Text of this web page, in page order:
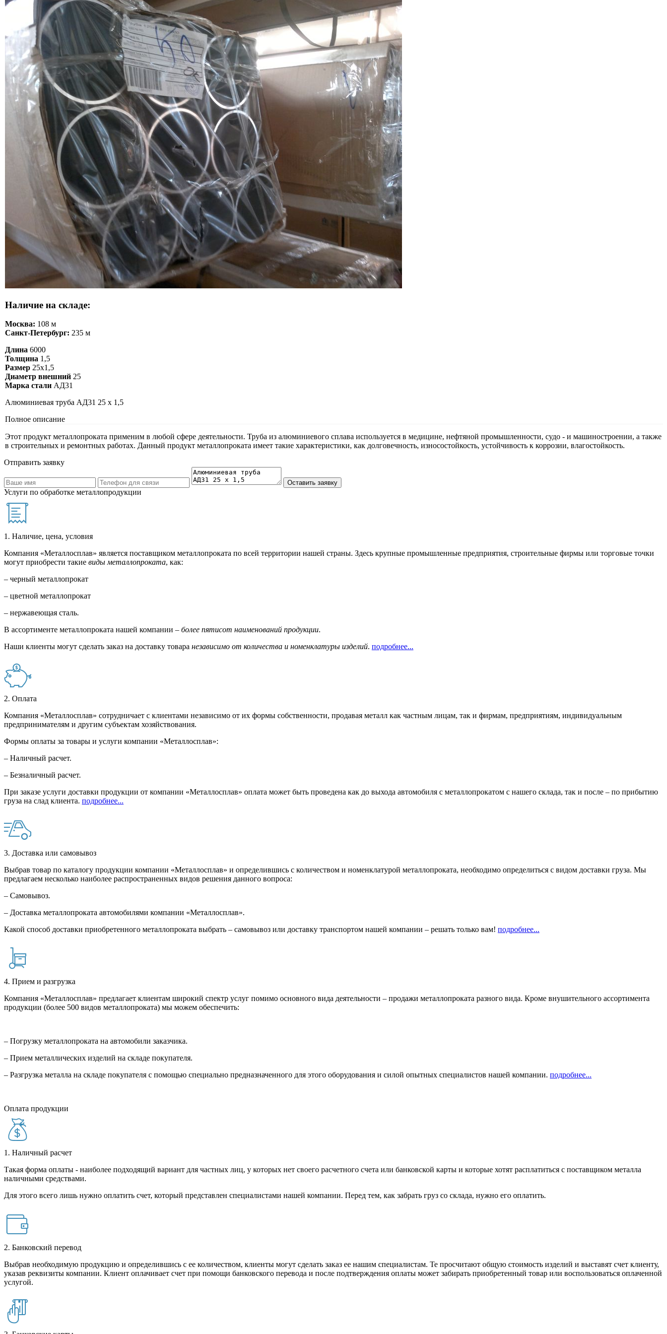
Наличие на складе:
Москва: 108 м
Санкт-Петербург: 235 м
Длина 6000
Толщина 1,5
Размер 25х1,5
Диаметр внешний 25
Марка стали АД31
Алюминиевая труба АД31 25 х 1,5
Полное описание
Этот продукт металлопроката применим в любой сфере деятельности. Труба из алюминиевого сплава используется в медицине, нефтяной промышленности, судо - и машиностроении, а также
в строительных и ремонтных работах. Данный продукт металлопроката имеет такие характеристики, как долговечность, износостойкость, устойчивость к коррозии, влагостойкость.
Отправить заявку
Услуги по обработке металлопродукции
1. Наличие, цена, условия
Компания «Металлосплав» является поставщиком металлопроката по всей территории нашей страны. Здесь крупные промышленные предприятия, строительные фирмы или торговые точки
могут приобрести такие виды металлопроката, как:
– черный металлопрокат
– цветной металлопрокат
– нержавеющая сталь.
В ассортименте металлопроката нашей компании – более пятисот наименований продукции.
Наши клиенты могут сделать заказ на доставку товара независимо от количества и номенклатуры изделий. подробнее...
2. Оплата
Компания «Металлосплав» сотрудничает с клиентами независимо от их формы собственности, продавая металл как частным лицам, так и фирмам, предприятиям, индивидуальным
предпринимателям и другим субъектам хозяйствования.
Формы оплаты за товары и услуги компании «Металлосплав»:
– Наличный расчет.
– Безналичный расчет.
При заказе услуги доставки продукции от компании «Металлосплав» оплата может быть проведена как до выхода автомобиля с металлопрокатом с нашего склада, так и после – по прибытию
груза на слад клиента. подробнее...
3. Доставка или самовывоз
Выбрав товар по каталогу продукции компании «Металлосплав» и определившись с количеством и номенклатурой металлопроката, необходимо определиться с видом доставки груза. Мы
предлагаем несколько наиболее распространенных видов решения данного вопроса:
– Самовывоз.
– Доставка металлопроката автомобилями компании «Металлосплав».
Какой способ доставки приобретенного металлопроката выбрать – самовывоз или доставку транспортом нашей компании – решать только вам! подробнее...
4. Прием и разгрузка
Компания «Металлосплав» предлагает клиентам широкий спектр услуг помимо основного вида деятельности – продажи металлопроката разного вида. Кроме внушительного ассортимента
продукции (более 500 видов металлопроката) мы можем обеспечить:
– Погрузку металлопроката на автомобили заказчика.
– Прием металлических изделий на складе покупателя.
– Разгрузка металла на складе покупателя с помощью специально предназначенного для этого оборудования и силой опытных специалистов нашей компании. подробнее...
Оплата продукции
1. Наличный расчет
Такая форма оплаты - наиболее подходящий вариант для частных лиц, у которых нет своего расчетного счета или банковской карты и которые хотят расплатиться с поставщиком металла
наличными средствами.
Для этого всего лишь нужно оплатить счет, который представлен специалистами нашей компании. Перед тем, как забрать груз со склада, нужно его оплатить.
2. Банковский перевод
Выбрав необходимую продукцию и определившись с ее количеством, клиенты могут сделать заказ ее нашим специалистам. Те просчитают общую стоимость изделий и выставят счет клиенту,
указав реквизиты компании. Клиент оплачивает счет при помощи банковского перевода и после подтверждения оплаты может забирать приобретенный товар или воспользоваться оплаченной
услугой.